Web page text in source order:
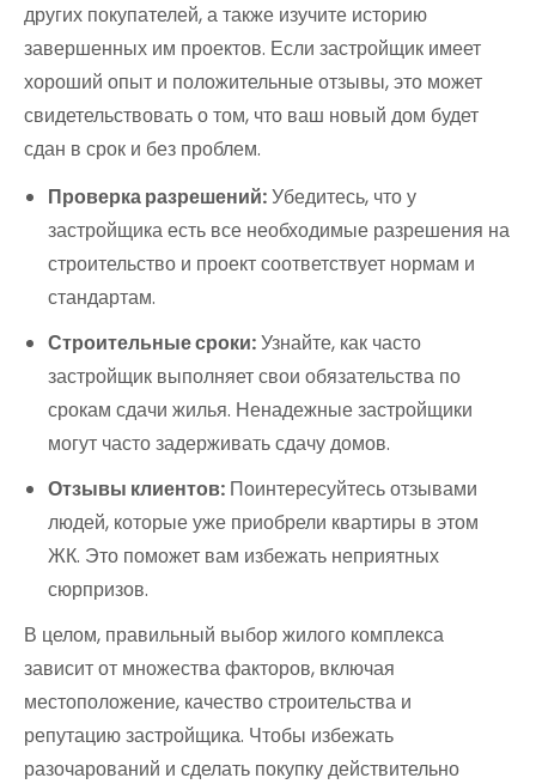
других покупателей, а также изучите историю
завершенных им проектов. Если застройщик имеет
хороший опыт и положительные отзывы, это может
свидетельствовать о том, что ваш новый дом будет
сдан в срок и без проблем.
Проверка разрешений:Убедитесь, что у
застройщика есть все необходимые разрешения на
строительство и проект соответствует нормам и
стандартам.
Строительные сроки:Узнайте, как часто
застройщик выполняет свои обязательства по
срокам сдачи жилья. Ненадежные застройщики
могут часто задерживать сдачу домов.
Отзывы клиентов: Поинтересуйтесь отзывами
людей, которые уже приобрели квартиры в этом
ЖК. Это поможет вам избежать неприятных
сюрпризов.
В целом, правильный выбор жилого комплекса
зависит от множества факторов, включая
местоположение, качество строительства и
репутацию застройщика. Чтобы избежать
разочарований и сделать покупку действительно